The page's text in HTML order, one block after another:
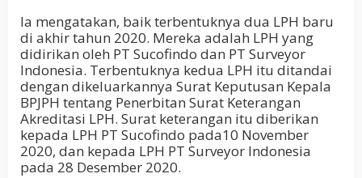
Ia mengatakan, baik terbentuknya dua LPH baru
di akhir tahun 2020. Mereka adalah LPH yang
didirikan oleh PT Sucofindo dan PT Surveyor
Indonesia. Terbentuknya kedua LPH itu ditandai
dengan dikeluarkannya Surat Keputusan Kepala
BPJPH tentang Penerbitan Surat Keterangan
Akreditasi LPH. Surat keterangan itu diberikan
kepada LPH PT Sucofindo pada10 November
2020, dan kepada LPH PT Surveyor Indonesia
pada 28 Desember 2020.